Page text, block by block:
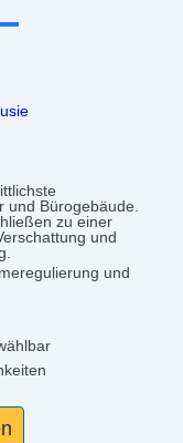
Bürogebäude.
zu einer
und
und